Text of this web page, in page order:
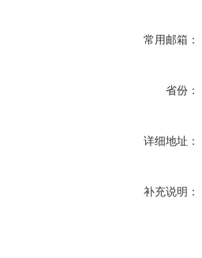
常用邮箱：
省份：
详细地址：
补充说明：